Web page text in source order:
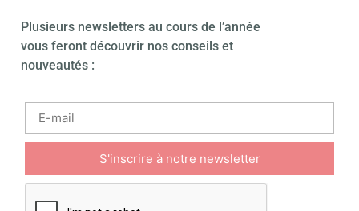
Plusieurs newsletters au cours de l’année
vous feront découvrir nos conseils et
nouveautés :